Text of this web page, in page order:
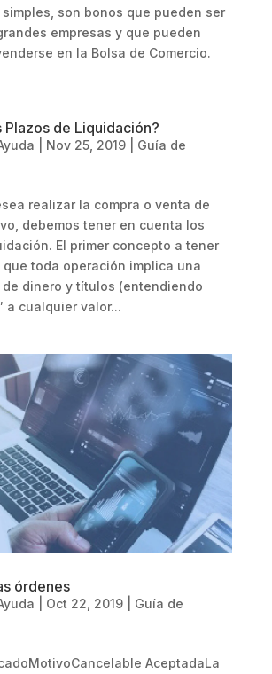
son bonos que pueden ser
empresas y que pueden
en la Bolsa de Comercio.
Plazos de Liquidación?
Nov 25, 2019| Guía de
realizar la compra o venta de
debemos tener en cuenta los
El primer concepto a tener
que toda operación implica una
dinero y títulos (entendiendo
a cualquier valor...
órdenes
Oct 22, 2019| Guía de
AceptadaLa